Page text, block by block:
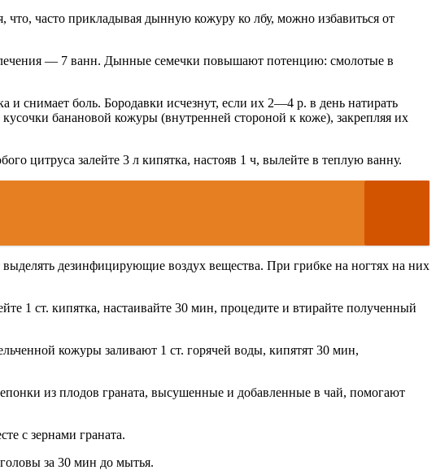
часто прикладывая дынную кожуру ко лбу, можно избавиться от
— 7 ванн. Дынные семечки повышают потенцию: смолотые в
боль. Бородавки исчезнут, если их 2—4 р. в день натирать
банановой кожуры (внутренней стороной к коже), закрепляя их
залейте 3 л кипятка, настояв 1 ч, вылейте в теплую ванну.
дезинфицирующие воздух вещества. При грибке на ногтях на них
1 ст. кипятка, настаивайте 30 мин, процедите и втирайте полученный
кожуры заливают 1 ст. горячей воды, кипятят 30 мин,
из плодов граната, высушенные и добавленные в чай, помогают
с зернами граната.
за 30 мин до мытья.